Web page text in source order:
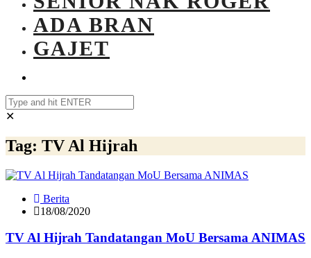
ADA BRAN
GAJET
✕
Tag: TV Al Hijrah
Berita
18/08/2020
TV Al Hijrah Tandatangan MoU Bersama ANIMAS